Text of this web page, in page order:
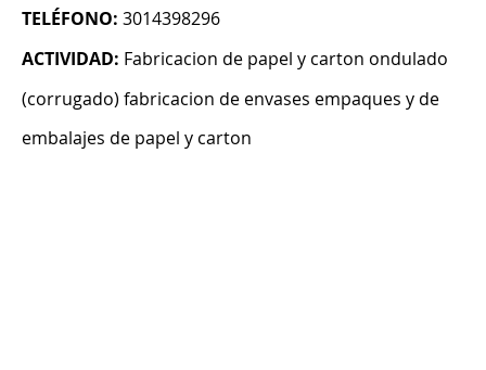
TELÉFONO: 3014398296
ACTIVIDAD: Fabricacion de papel y carton ondulado
(corrugado) fabricacion de envases empaques y de
embalajes de papel y carton